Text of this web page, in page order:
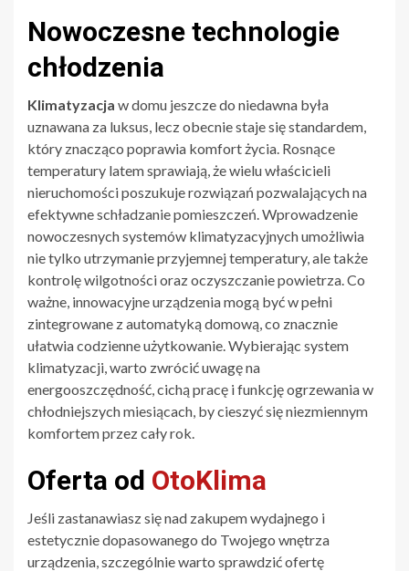
Nowoczesne technologie
chłodzenia
Klimatyzacja w domu jeszcze do niedawna była
uznawana za luksus, lecz obecnie staje się standardem,
który znacząco poprawia komfort życia. Rosnące
temperatury latem sprawiają, że wielu właścicieli
nieruchomości poszukuje rozwiązań pozwalających na
efektywne schładzanie pomieszczeń. Wprowadzenie
nowoczesnych systemów klimatyzacyjnych umożliwia
nie tylko utrzymanie przyjemnej temperatury, ale także
kontrolę wilgotności oraz oczyszczanie powietrza. Co
ważne, innowacyjne urządzenia mogą być w pełni
zintegrowane z automatyką domową, co znacznie
ułatwia codzienne użytkowanie. Wybierając system
klimatyzacji, warto zwrócić uwagę na
energooszczędność, cichą pracę i funkcję ogrzewania w
chłodniejszych miesiącach, by cieszyć się niezmiennym
komfortem przez cały rok.
Oferta od OtoKlima
Jeśli zastanawiasz się nad zakupem wydajnego i
estetycznie dopasowanego do Twojego wnętrza
urządzenia, szczególnie warto sprawdzić ofertę